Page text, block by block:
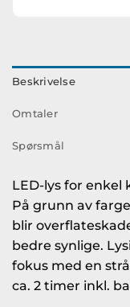
Beskrivelse
Omtaler
Spørsmål
LED-lys for
På grunn av
blir
bedre synlige.
fokus med en
ca. 2 timer inkl.